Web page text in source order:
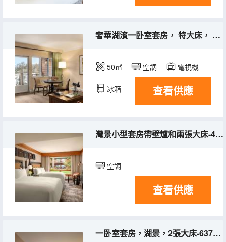
奢華湖濱一卧室套房， 特大床， 私人陽台及湖景-545平方英尺， 50平方米
50㎡ 空調 電視機
冰箱 查看供應
灣景小型套房帶壁爐和兩張大床-425平方英尺，39平方米，獨立起居區附湖景
空調
查看供應
一卧室套房，湖景，2張大床-637平方英尺，59平方米，新裝修帶絕美湖景